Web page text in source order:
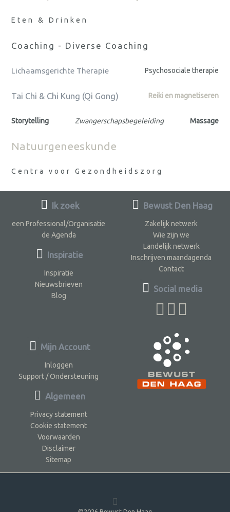
Eten & Drinken
Coaching - Diverse Coaching
Lichaamsgerichte Therapie Psychosociale therapie
Tai Chi & Chi Kung (Qi Gong) Reiki en magnetiseren
Storytelling Zwangerschapsbegeleiding Massage
Natuurgeneeskunde
Centra voor Gezondheidszorg
Ik zoek
een Professional/Organisatie
de Agenda
Inspiratie
Inspiratie
Nieuwsbrieven
Blog
Bewust Den Haag
Zakelijk netwerk
Wie zijn we
Landelijk netwerk
Inschrijven maandagenda
Contact
Social media
Mijn Account
Inloggen
Support / Ondersteuning
Algemeen
Privacy statement
Cookie statement
Voorwaarden
Disclaimer
Sitemap